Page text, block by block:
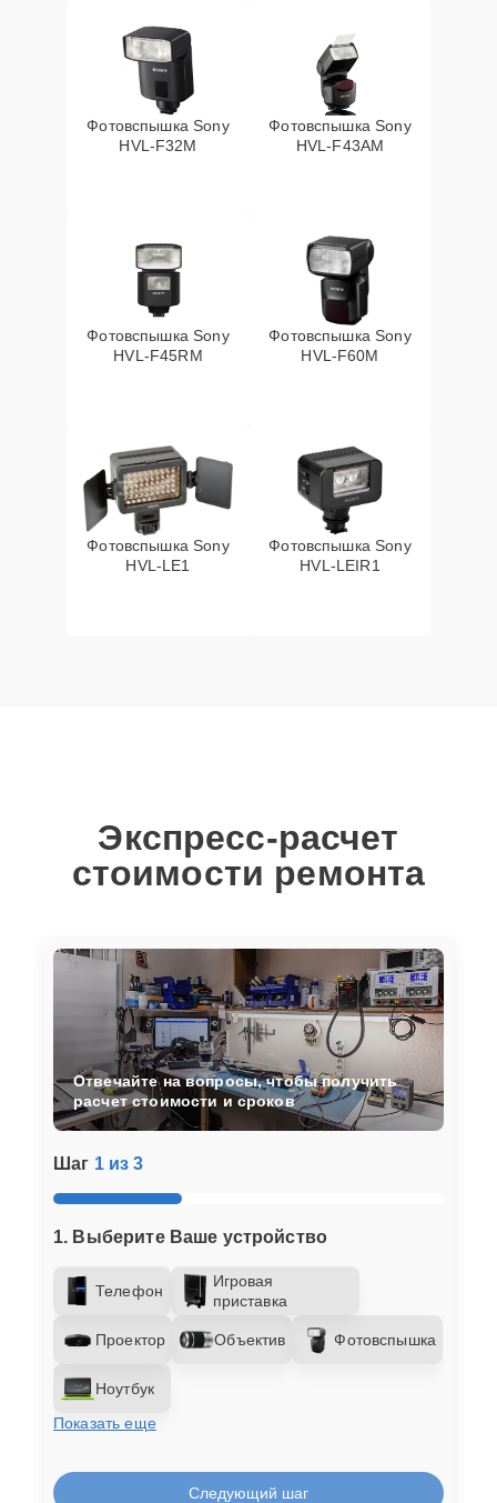
Фотовспышка Sony
HVL-F32M
Фотовспышка Sony
HVL-F43AM
Фотовспышка Sony
HVL-F45RM
Фотовспышка Sony
HVL-F60M
Фотовспышка Sony
HVL-LE1
Фотовспышка Sony
HVL-LEIR1
Экспресс-расчет
стоимости ремонта
Шаг 1 из 3
1. Выберите Ваше устройство
Телефон
Игровая
приставка
Проектор Объектив Фотовспышка
Ноутбук
Показать еще
Отвечайте на вопросы, чтобы получить
расчет стоимости и сроков
Следующий шаг